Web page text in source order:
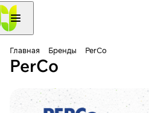
Главная Бренды PerCo
PerCo